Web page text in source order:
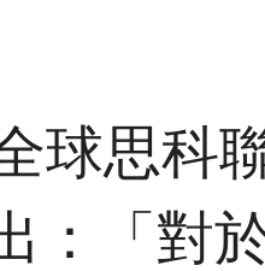
球思科
：「對